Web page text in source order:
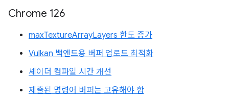
Chrome 126
maxTextureArrayLayers 한도 증가
Vulkan 백엔드용 버퍼 업로드 최적화
셰이더 컴파일 시간 개선
제출된 명령어 버퍼는 고유해야 함